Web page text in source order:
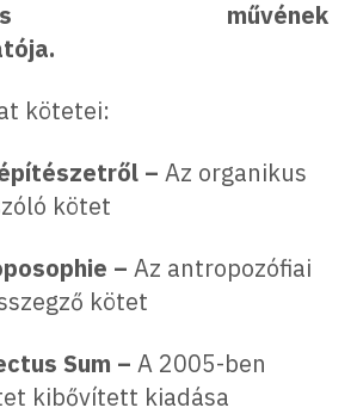
művének
kötetei:
– Az organikus
kötet
– Az antropozófiai
kötet
Sum – A 2005-ben
kibővített kiadása